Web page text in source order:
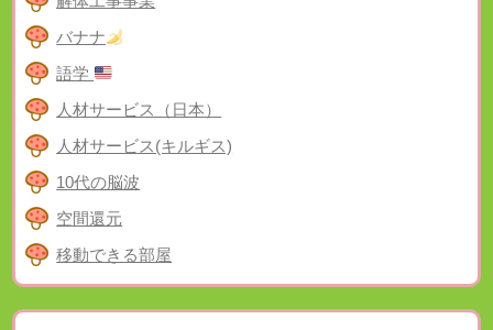
バナナ
語学
人材サービス（日本）
人材サービス(キルギス)
10代の脳波
空間還元
移動できる部屋